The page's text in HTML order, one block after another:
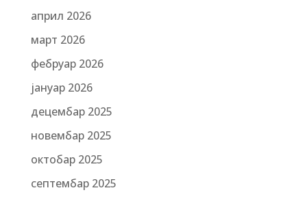
април 2026
март 2026
фебруар 2026
јануар 2026
децембар 2025
новембар 2025
октобар 2025
септембар 2025